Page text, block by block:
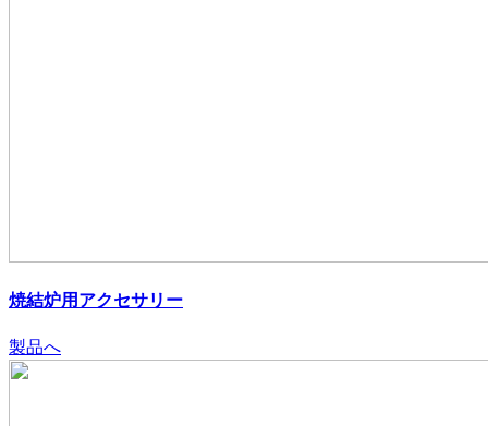
焼結炉用アクセサリー
製品へ